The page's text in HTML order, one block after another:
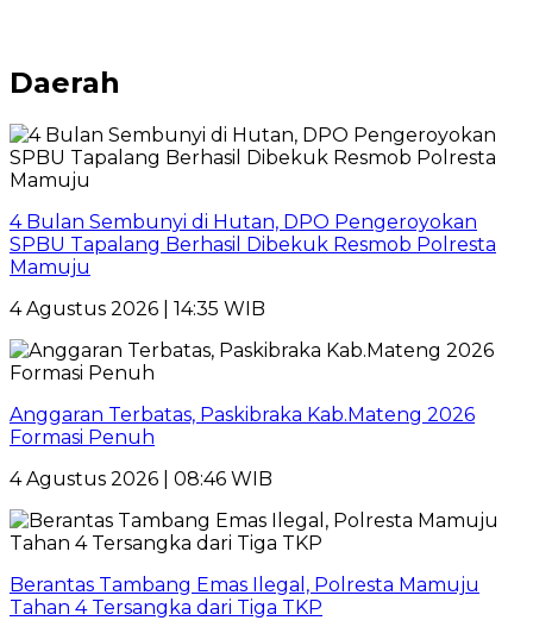
Daerah
4 Bulan Sembunyi di Hutan, DPO Pengeroyokan
SPBU Tapalang Berhasil Dibekuk Resmob Polresta
Mamuju
4 Agustus 2026 | 14:35 WIB
Anggaran Terbatas, Paskibraka Kab.Mateng 2026
Formasi Penuh
4 Agustus 2026 | 08:46 WIB
Berantas Tambang Emas Ilegal, Polresta Mamuju
Tahan 4 Tersangka dari Tiga TKP